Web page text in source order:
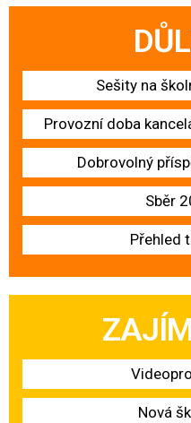
Sešity na
Provozní doba
Dobrovolný
Sběr
Přehled
Nová